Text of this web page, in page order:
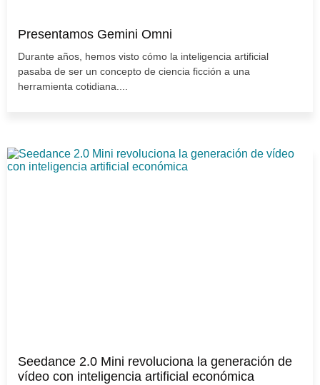
Presentamos Gemini Omni
Durante años, hemos visto cómo la inteligencia artificial
pasaba de ser un concepto de ciencia ficción a una
herramienta cotidiana....
Seedance 2.0 Mini revoluciona la generación de
vídeo con inteligencia artificial económica